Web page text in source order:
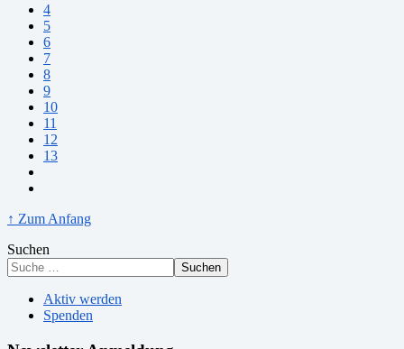
4
5
6
7
8
9
10
11
12
13
↑ Zum Anfang
Suchen
Suchen
Aktiv werden
Spenden